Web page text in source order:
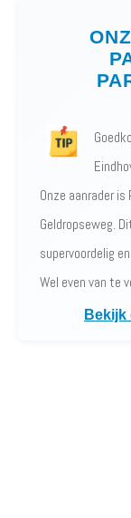
Onze aanrader is
Geldropseweg.
supervoordelig
Wel even van te
Bekijk